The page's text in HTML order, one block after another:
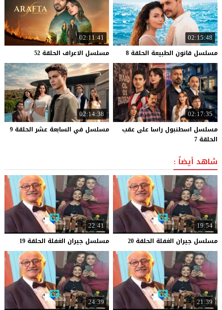
02:15:48
مسلسل قانون الطبيعة الحلقة 8
02:11:41
مسلسل الاعراف الحلقة 52
02:17:35
مسلسل اسطنبول راسا على عقب
الحلقة 7
02:14:38
مسلسل في السابعة عشر الحلقة 9
شاهد أيضاً :
19:54
مسلسل جيران الغفلة الحلقة 20
22:41
مسلسل جيران الغفلة الحلقة 19
21:39
24:39